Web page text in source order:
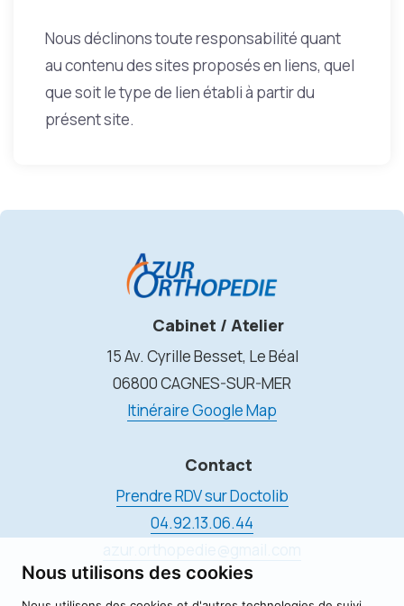
Nous utilisons des cookies
Nous déclinons toute responsabilité quant
au contenu des sites proposés en liens, quel
que soit le type de lien établi à partir du
présent site.
Cabinet / Atelier
15 Av. Cyrille Besset, Le Béal
06800 CAGNES-SUR-MER
Itinéraire Google Map
Contact
Prendre RDV sur Doctolib
04.92.13.06.44